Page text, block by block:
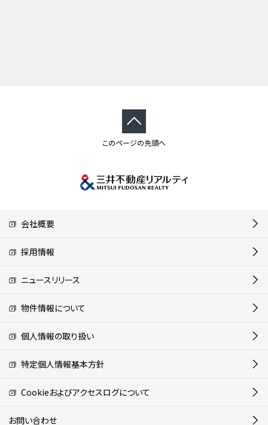
このページの先頭へ
会社概要
採用情報
ニュースリリース
物件情報について
個人情報の取り扱い
特定個人情報基本方針
Cookieおよびアクセスログについて
お問い合わせ